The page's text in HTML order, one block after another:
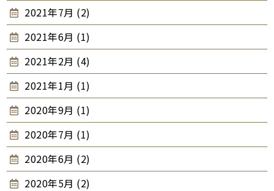
2021年7月 (2)
2021年6月 (1)
2021年2月 (4)
2021年1月 (1)
2020年9月 (1)
2020年7月 (1)
2020年6月 (2)
2020年5月 (2)